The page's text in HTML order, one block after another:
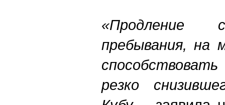
«Продление
пребывания, на
резко